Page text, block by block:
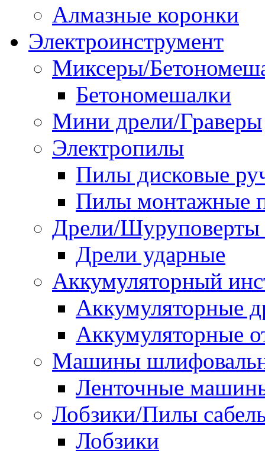
Алмазные коронки
Электроинструмент
Миксеры/
Бетономешалки
Мини дрели/Граверы
Электропилы
Пилы дисковые
Пилы монтажные
Дрели/Шуруповерты
Дрели ударные
Аккумуляторный
Аккумуляторные
Аккумуляторные
Машины
Ленточные
Лобзики/Пилы
Лобзики